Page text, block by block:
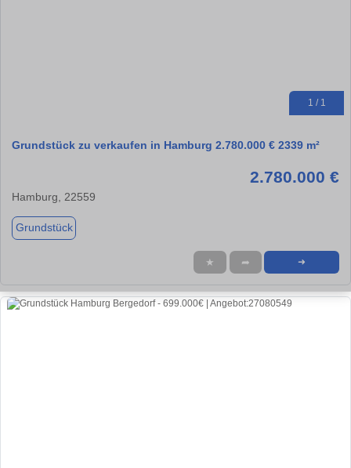
1 / 1
Grundstück zu verkaufen in Hamburg 2.780.000 € 2339 m²
2.780.000 €
Hamburg, 22559
Grundstück
★ ➦ ➜